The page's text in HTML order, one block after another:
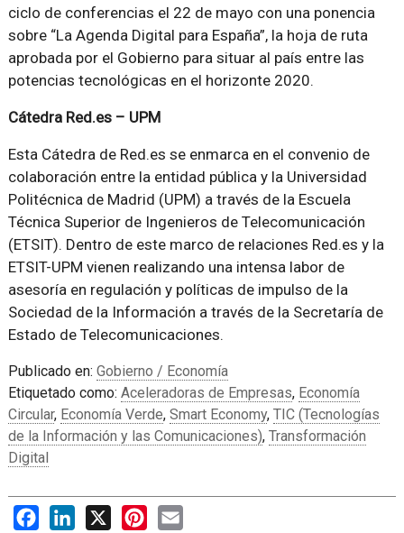
ciclo de conferencias el 22 de mayo con una ponencia
sobre “La Agenda Digital para España”, la hoja de ruta
aprobada por el Gobierno para situar al país entre las
potencias tecnológicas en el horizonte 2020.
Cátedra Red.es – UPM
Esta Cátedra de Red.es se enmarca en el convenio de
colaboración entre la entidad pública y la Universidad
Politécnica de Madrid (UPM) a través de la Escuela
Técnica Superior de Ingenieros de Telecomunicación
(ETSIT). Dentro de este marco de relaciones Red.es y la
ETSIT-UPM vienen realizando una intensa labor de
asesoría en regulación y políticas de impulso de la
Sociedad de la Información a través de la Secretaría de
Estado de Telecomunicaciones.
Publicado en: Gobierno / Economía
Etiquetado como: Aceleradoras de Empresas, Economía
Circular, Economía Verde, Smart Economy, TIC (Tecnologías
de la Información y las Comunicaciones), Transformación
Digital
FacebookLinkedIn
X PinterestEmail